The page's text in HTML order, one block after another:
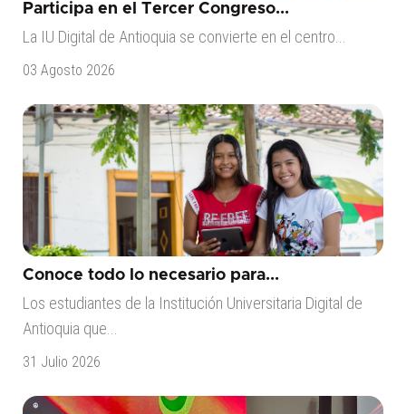
Participa en el Tercer Congreso...
La IU Digital de Antioquia se convierte en el centro...
03 Agosto 2026
Conoce todo lo necesario para...
Los estudiantes de la Institución Universitaria Digital de
Antioquia que...
31 Julio 2026